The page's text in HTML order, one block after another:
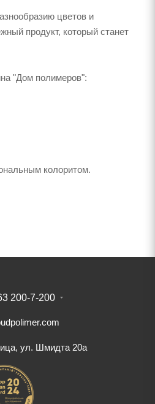
цветов и
продукт, который станет
"Дом полимеров":
колоритом.
200-7-200
ул. Шмидта 20а